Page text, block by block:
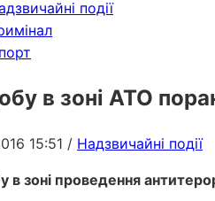
події
в зоні АТО
15:51 / Надзвичайні події
в зоні проведення